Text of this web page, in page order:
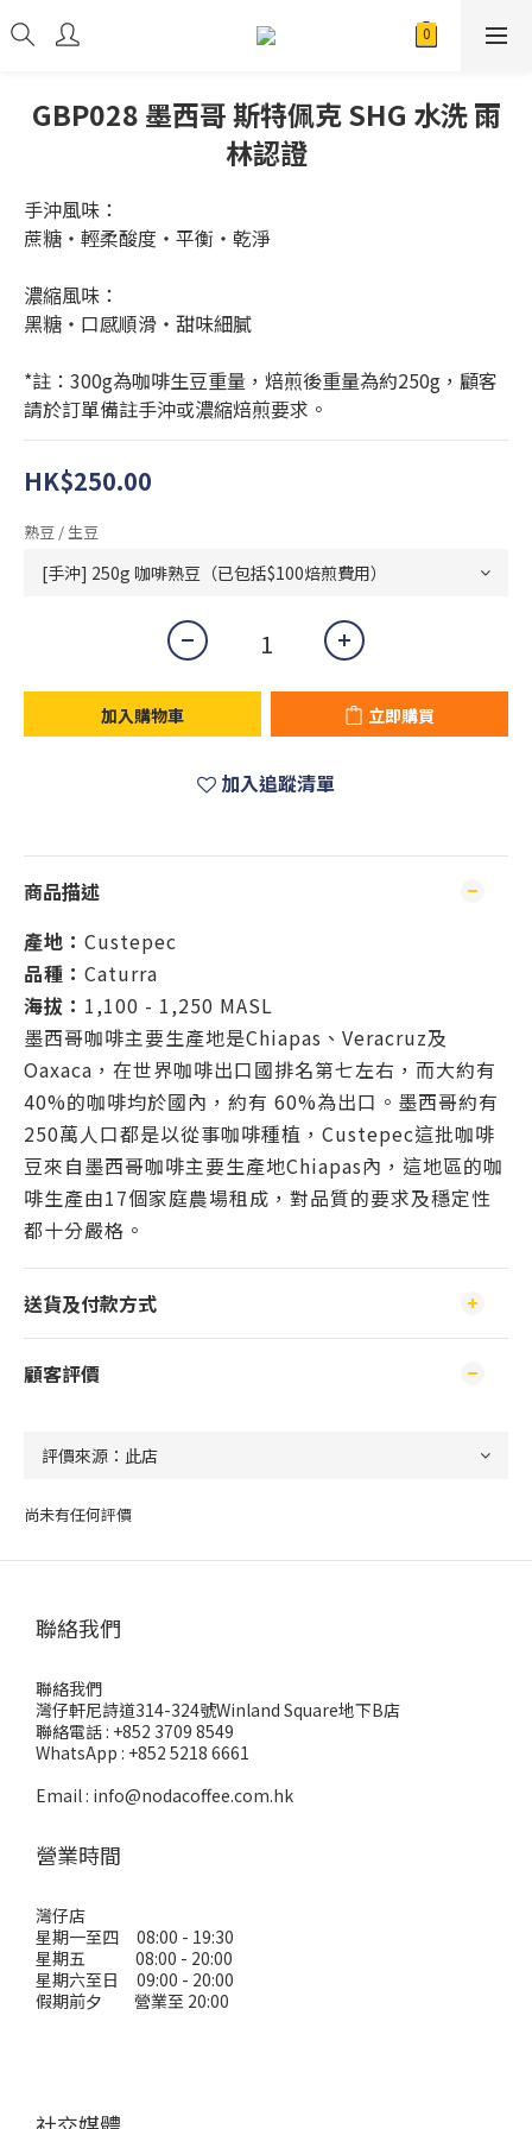
GBP028 墨西哥 斯特佩克 SHG 水洗 雨
林認證
手沖風味：
蔗糖・輕柔酸度・平衡・乾淨
濃縮風味：
黑糖・口感順滑・甜味細膩
*註：300g為咖啡生豆重量，焙煎後重量為約250g，顧客
請於訂單備註手沖或濃縮焙煎要求。
HK$250.00
熟豆 / 生豆
加入購物車 立即購買
加入追蹤清單
商品描述
產地： Custepec
品種： Caturra
海拔： 1,100 - 1,250 MASL
墨西哥咖啡主要生產地是Chiapas、Veracruz及
Oaxaca，在世界咖啡出口國排名第七左右，而大約有
40%的咖啡均於國內，約有 60%為出口。墨西哥約有
250萬人口都是以從事咖啡種植，Custepec這批咖啡
豆來自墨西哥咖啡主要生產地Chiapas內，這地區的咖
啡生產由17個家庭農場租成，對品質的要求及穩定性
都十分嚴格。
送貨及付款方式
顧客評價
尚未有任何評價
聯絡我們
聯絡我們
灣仔軒尼詩道314-324號Winland Square地下B店
聯絡電話 : +852 3709 8549
WhatsApp : +852 5218 6661
Email : info@nodacoffee.com.hk
營業時間
灣仔店
星期一至四 08:00 - 19:30
星期五 08:00 - 20:00
星期六至日 09:00 - 20:00
假期前夕 營業至 20:00